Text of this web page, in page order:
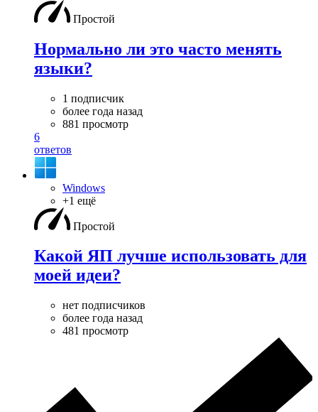
Простой
Нормально ли это часто менять
языки?
1 подписчик
более года назад
881 просмотр
6
ответов
Windows
+1 ещё
Простой
Какой ЯП лучше использовать для
моей идеи?
нет подписчиков
более года назад
481 просмотр